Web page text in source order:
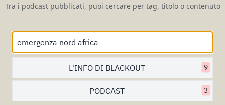
Tra i podcast pubblicati, puoi cercare per tag, titolo o contenuto
L'INFO DI BLACKOUT 9
PODCAST 3